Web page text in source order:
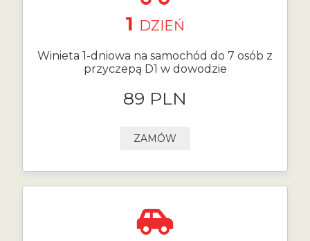
1 DZIEŃ
Winieta 1-dniowa na samochód do 7 osób z
przyczepą D1 w dowodzie
89 PLN
ZAMÓW